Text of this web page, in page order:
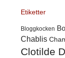
Etiketter
Bloggkocken
Chablis
Clotilde